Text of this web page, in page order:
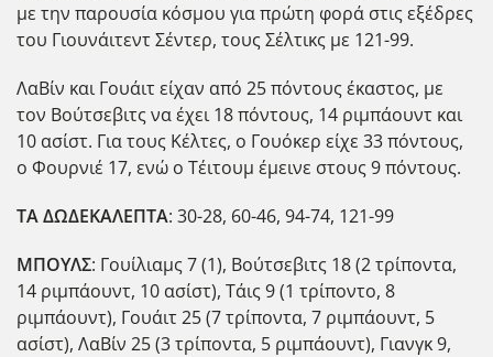
με την παρουσία κόσμου για πρώτη φορά στις εξέδρες
του Γιουνάιτεντ Σέντερ, τους Σέλτικς με 121-99.
ΛαΒίν και Γουάιτ είχαν από 25 πόντους έκαστος, με
τον Βούτσεβιτς να έχει 18 πόντους, 14 ριμπάουντ και
10 ασίστ. Για τους Κέλτες, ο Γουόκερ είχε 33 πόντους,
ο Φουρνιέ 17, ενώ ο Τέιτουμ έμεινε στους 9 πόντους.
ΤΑ ΔΩΔΕΚΑΛΕΠΤΑ: 30-28, 60-46, 94-74, 121-99
ΜΠΟΥΛΣ: Γουίλιαμς 7 (1), Βούτσεβιτς 18 (2 τρίποντα,
14 ριμπάουντ, 10 ασίστ), Τάις 9 (1 τρίποντο, 8
ριμπάουντ), Γουάιτ 25 (7 τρίποντα, 7 ριμπάουντ, 5
ασίστ), ΛαΒίν 25 (3 τρίποντα, 5 ριμπάουντ), Γιανγκ 9,